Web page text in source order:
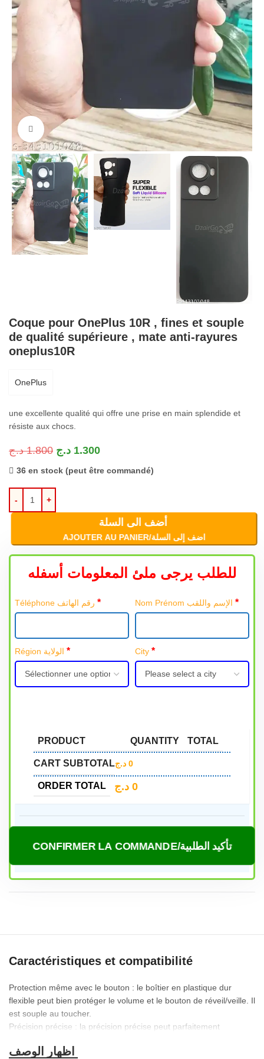
Cliquez pour agrandir
Coque pour OnePlus 10R , fines et souple
de qualité supérieure , mate anti-rayures
oneplus10R
OnePlus
une excellente qualité qui offre une prise en main splendide et
résiste aux chocs.
1.800 د.ج 1.300 د.ج
36 en stock (peut être commandé)
أضف الى السلة
AJOUTER AU PANIER/اضف إلى السلة
للطلب يرجى ملئ المعلومات أسفله
Téléphone رقم الهاتف* *
Région الولاية* City *
PRODUCT QUANTITY TOTAL
CART SUBTOTAL 0 د.ج
ORDER TOTAL 0 د.ج
CONFIRMER LA COMMANDE/تأكيد الطلبية
Caractéristiques et compatibilité
Protection même avec le bouton : le boîtier en plastique dur
flexible peut bien protéger le volume et le bouton de réveil/veille. Il
est souple au toucher.
Précision précise : la précision précise peut parfaitement
les ports et boutons.